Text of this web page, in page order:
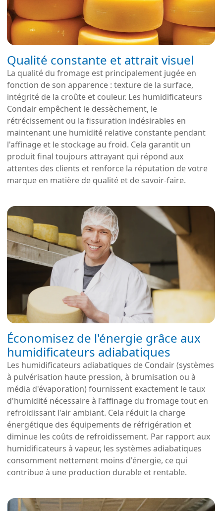
Qualité constante et attrait visuel
La qualité du fromage est principalement jugée en
fonction de son apparence : texture de la surface,
intégrité de la croûte et couleur. Les humidificateurs
Condair empêchent le dessèchement, le
rétrécissement ou la fissuration indésirables en
maintenant une humidité relative constante pendant
l'affinage et le stockage au froid. Cela garantit un
produit final toujours attrayant qui répond aux
attentes des clients et renforce la réputation de votre
marque en matière de qualité et de savoir-faire.
Économisez de l'énergie grâce aux
humidificateurs adiabatiques
Les humidificateurs adiabatiques de Condair (systèmes
à pulvérisation haute pression, à brumisation ou à
média d'évaporation) fournissent exactement le taux
d'humidité nécessaire à l'affinage du fromage tout en
refroidissant l'air ambiant. Cela réduit la charge
énergétique des équipements de réfrigération et
diminue les coûts de refroidissement. Par rapport aux
humidificateurs à vapeur, les systèmes adiabatiques
consomment nettement moins d'énergie, ce qui
contribue à une production durable et rentable.